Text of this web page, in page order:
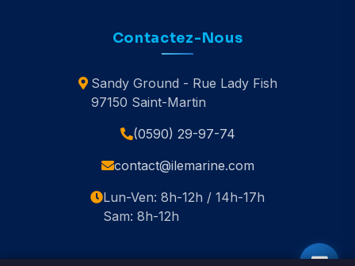
Contactez-Nous
Sandy Ground - Rue Lady Fish
97150 Saint-Martin
(0590) 29-97-74
contact@ilemarine.com
Lun-Ven: 8h-12h / 14h-17h
Sam: 8h-12h